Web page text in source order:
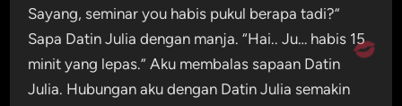
Sayang, seminar you habis pukul berapa tadi?”
Sapa Datin Julia dengan manja. “Hai.. Ju… habis 15
minit yang lepas.” Aku membalas sapaan Datin
Julia. Hubungan aku dengan Datin Julia semakin